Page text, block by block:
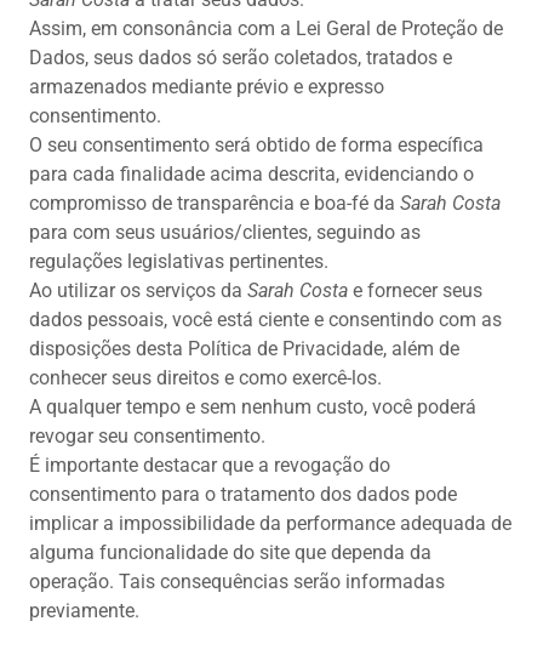
Assim, em consonância com a Lei Geral de Proteção de
Dados, seus dados só serão coletados, tratados e
armazenados mediante prévio e expresso
consentimento.
O seu consentimento será obtido de forma específica
para cada finalidade acima descrita, evidenciando o
compromisso de transparência e boa-fé da Sarah Costa
para com seus usuários/clientes, seguindo as
regulações legislativas pertinentes.
Ao utilizar os serviços da Sarah Costa e fornecer seus
dados pessoais, você está ciente e consentindo com as
disposições desta Política de Privacidade, além de
conhecer seus direitos e como exercê-los.
A qualquer tempo e sem nenhum custo, você poderá
revogar seu consentimento.
É importante destacar que a revogação do
consentimento para o tratamento dos dados pode
implicar a impossibilidade da performance adequada de
alguma funcionalidade do site que dependa da
operação. Tais consequências serão informadas
previamente.